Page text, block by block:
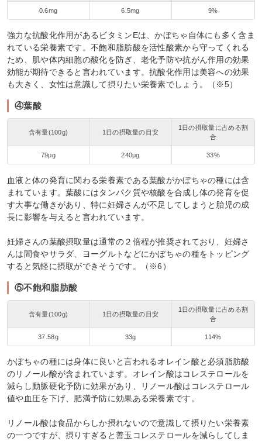
0.6mg 6.5mg 9%
強力な抗酸化作用があるビタミンEは、かぼちゃ自体にも多く含ま
れている栄養素です。不飽和脂肪酸を活性酸素から守ってくれる
ため、肌や体内細胞の酸化を防ぎ、老化予防や抗がん作用の効果
効能が期待できると言われています。抗酸化作用は美容への効果
も大きく、女性は意識して摂りたい栄養素でしょう。（※5）
④葉酸
含有量(100g) 1日の摂取量の目安
1日の摂取量に占める割
合
79μg 240μg 33%
血液と体の発育に関わる栄養素である葉酸がかぼちゃの種には含
まれています。葉酸にはタンパク質や核酸を合成し体の発育を促
す大事な働きがあり、特に妊婦さんが不足してしまうと胎児の成
長に影響を与えると言われています。
妊婦さんの葉酸摂取量は通常の２倍程が推奨されており、妊婦さ
んは間食やサラダ、ヨーグルトなどにかぼちゃの種をトッピング
すると気軽に摂取ができそうです。（※6）
⑤不飽和脂肪酸
含有量(100g) 1日の摂取量の目安
1日の摂取量に占める割
合
37.58g 33g 114%
かぼちゃの種には身体に良いと言われるオレイン酸と必須脂肪酸
のリノール酸が含まれています。オレイン酸はコレステロールを
減らし動脈硬化予防に効果があり、リノール酸はコレステロール
値や血圧を下げ、肥満予防に効果ある栄養素です。
リノール酸は食品からしか摂れないので意識して摂りたい栄養素
の一つですが、摂りすぎると善玉コレステロールを減らしてしま